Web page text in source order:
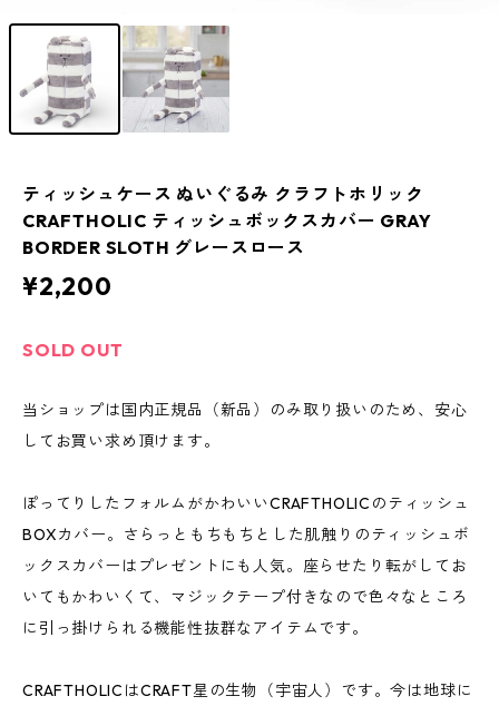
ティッシュケース ぬいぐるみ クラフトホリック
CRAFTHOLIC ティッシュボックスカバー GRAY
BORDER SLOTH グレースロース
¥2,200
SOLD OUT
当ショップは国内正規品（新品）のみ取り扱いのため、安心
してお買い求め頂けます。
ぽってりしたフォルムがかわいいCRAFTHOLICのティッシュ
BOXカバー。さらっともちもちとした肌触りのティッシュボ
ックスカバーはプレゼントにも人気。座らせたり転がしてお
いてもかわいくて、マジックテープ付きなので色々なところ
に引っ掛けられる機能性抜群なアイテムです。
CRAFTHOLICはCRAFT星の生物（宇宙人）です。今は地球に